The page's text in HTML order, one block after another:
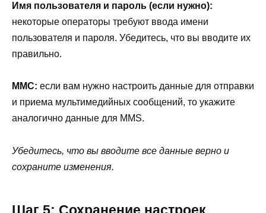
Имя пользователя и пароль (если нужно):
некоторые операторы требуют ввода имени
пользователя и пароля. Убедитесь, что вы вводите их
правильно.
MМС: если вам нужно настроить данные для отправки
и приема мультимедийных сообщений, то укажите
аналогично данные для MMS.
Убедитесь, что вы вводите все данные верно и
сохраните изменения.
Шаг 5: Сохранение настроек